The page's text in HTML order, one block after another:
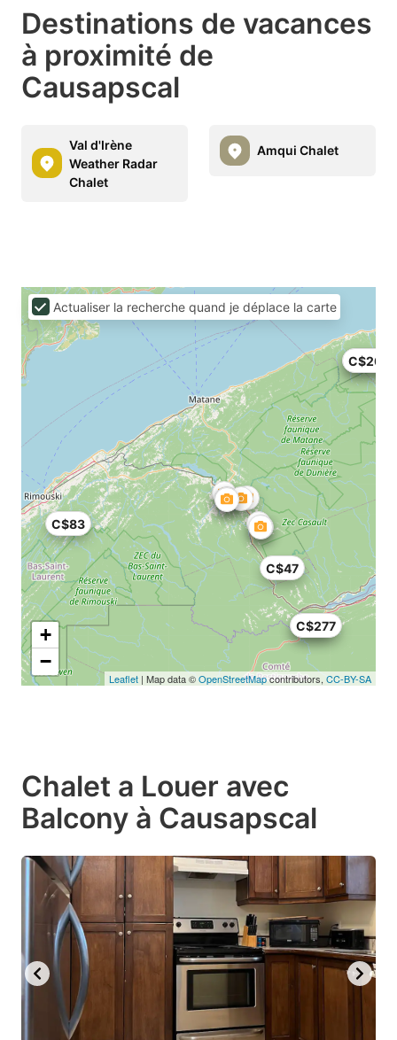
Destinations de vacances
à proximité de
Causapscal
Val d'Irène
Weather Radar
Chalet
Amqui Chalet
C$21
C$47
C$83
C$166
C$200
C$277
+
−
Leaflet | Map data ©OpenStreetMapcontributors, CC-BY-SA
Actualiser la recherche quand je déplace la carte
Chalet a Louer avec
Balcony à Causapscal